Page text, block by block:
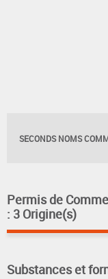
SECONDS NOMS
Permis de
: 3 Origine(s)
Substances et